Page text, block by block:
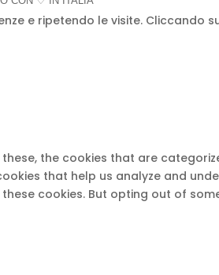
e ripetendo le visite. Cliccando
the cookies that are
that help us analyze and
cookies. But opting out of